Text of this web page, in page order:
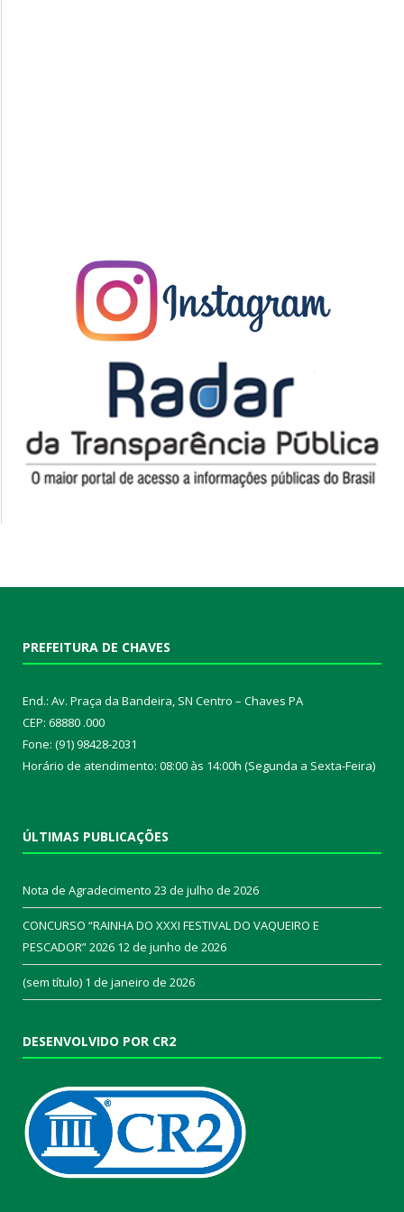
PREFEITURA DE CHAVES
End.: Av. Praça da Bandeira, SN Centro – Chaves PA
CEP: 68880 .000
Fone: (91) 98428-2031
Horário de atendimento: 08:00 às 14:00h (Segunda a Sexta-Feira)
ÚLTIMAS PUBLICAÇÕES
Nota de Agradecimento 23 de julho de 2026
CONCURSO “RAINHA DO XXXI FESTIVAL DO VAQUEIRO E
PESCADOR” 2026 12 de junho de 2026
(sem título) 1 de janeiro de 2026
DESENVOLVIDO POR CR2